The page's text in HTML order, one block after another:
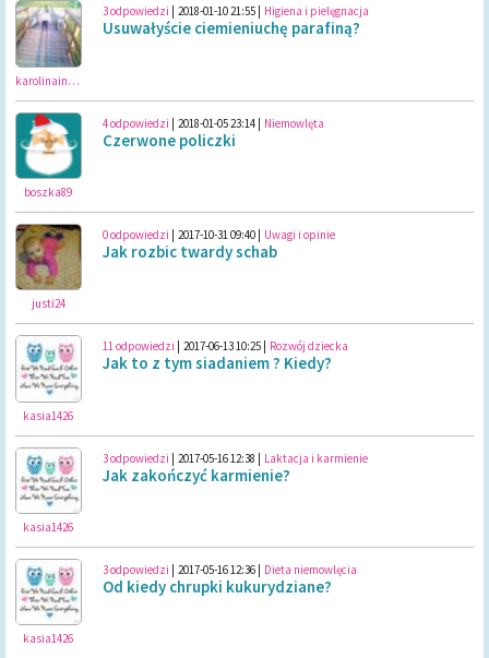
karolinainikola
3 odpowiedzi 2018-01-10 21:55 Higiena i pielęgnacja
Usuwałyście ciemieniuchę parafiną?
boszka89
4 odpowiedzi | 2018-01-05 23:14 | Niemowlęta
Czerwone policzki
justi24
0 odpowiedzi 2017-10-31 09:40 Uwagi i opinie
Jak rozbic twardy schab
kasia1426
11 odpowiedzi 2017-06-13 10:25 Rozwój dziecka
Jak to z tym siadaniem ? Kiedy?
kasia1426
3 odpowiedzi | 2017-05-16 12:38 | Laktacja i karmienie
Jak zakończyć karmienie?
kasia1426
3 odpowiedzi | 2017-05-16 12:36 | Dieta niemowlęcia
Od kiedy chrupki kukurydziane?